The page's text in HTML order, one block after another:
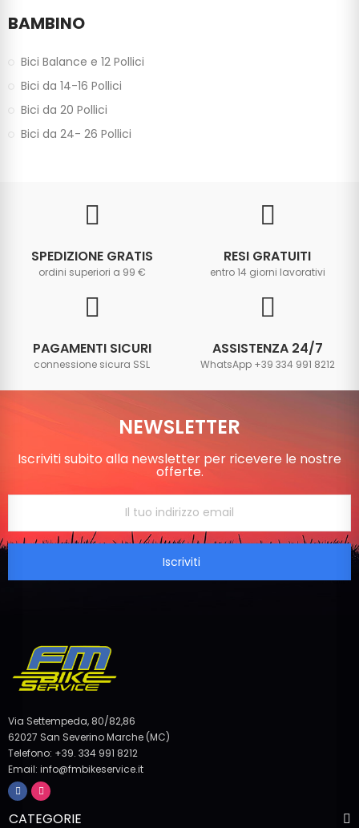
BAMBINO
Bici Balance e 12 Pollici
Bici da 14-16 Pollici
Bici da 20 Pollici
Bici da 24- 26 Pollici
SPEDIZIONE GRATIS
ordini superiori a 99 €
RESI GRATUITI
entro 14 giorni lavorativi
PAGAMENTI SICURI
connessione sicura SSL
ASSISTENZA 24/7
WhatsApp +39 334 991 8212
NEWSLETTER
Iscriviti subito alla newsletter per ricevere le nostre
offerte.
Iscriviti
Via Settempeda, 80/82,86
62027 San Severino Marche (MC)
Telefono: +39. 334 991 8212
Email: info@fmbikeservice.it
CATEGORIE